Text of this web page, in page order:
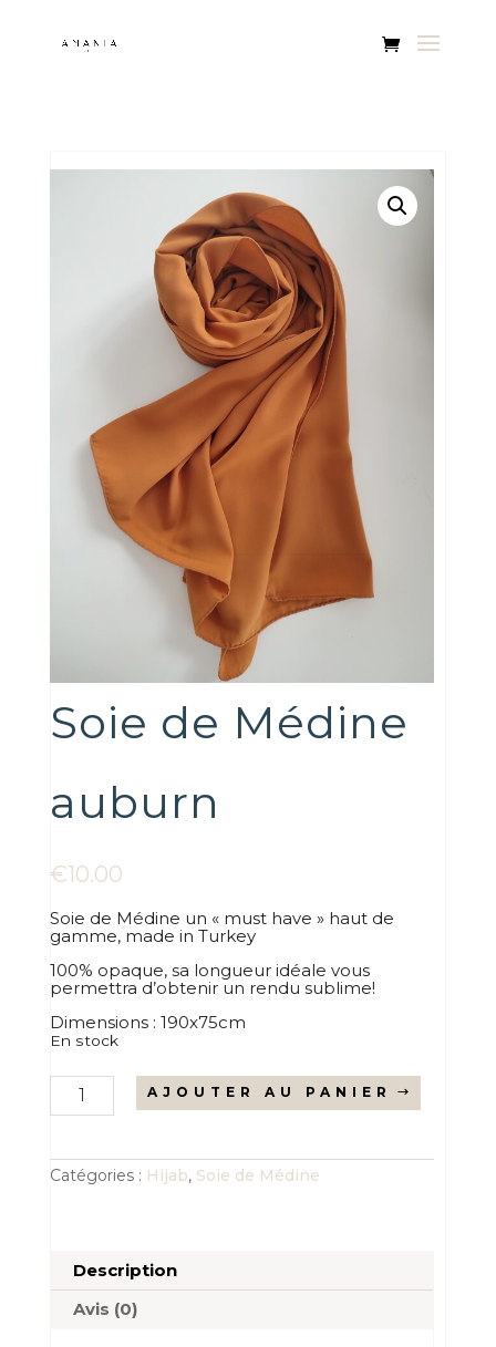
Soie de Médine
auburn
€10.00
Soie de Médine un « must have » haut de
gamme, made in Turkey
100% opaque, sa longueur idéale vous
permettra d’obtenir un rendu sublime!
Dimensions : 190x75cm
En stock
quantité
Soie
auburn
AJOUTER AU PANIER
Catégories : Hijab, Soie de Médine
Description
Avis (0)